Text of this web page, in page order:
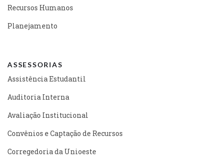
Recursos Humanos
Planejamento
ASSESSORIAS
Assistência Estudantil
Auditoria Interna
Avaliação Institucional
Convênios e Captação de Recursos
Corregedoria da Unioeste